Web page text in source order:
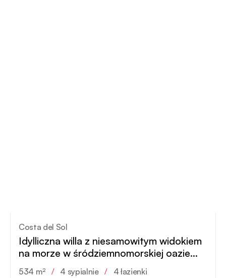
Costa del Sol
Idylliczna willa z niesamowitym widokiem
na morze w śródziemnomorskiej oazie
nowej ery
534 m² / 4 sypialnie / 4 łazienki